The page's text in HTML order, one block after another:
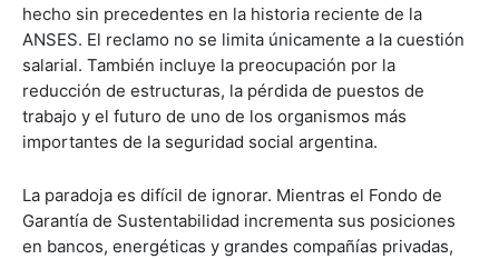
hecho sin precedentes en la historia reciente de la
ANSES. El reclamo no se limita únicamente a la cuestión
salarial. También incluye la preocupación por la
reducción de estructuras, la pérdida de puestos de
trabajo y el futuro de uno de los organismos más
importantes de la seguridad social argentina.
La paradoja es difícil de ignorar. Mientras el Fondo de
Garantía de Sustentabilidad incrementa sus posiciones
en bancos, energéticas y grandes compañías privadas,